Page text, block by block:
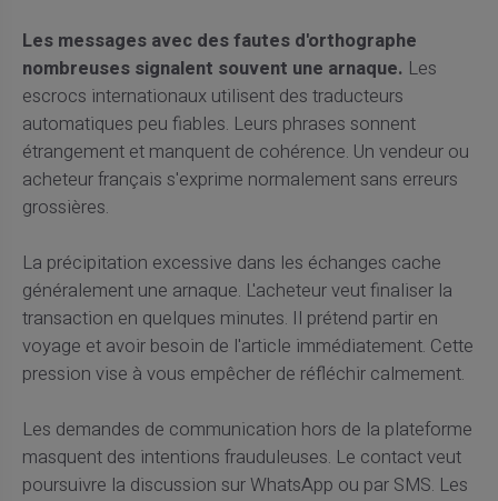
Les messages avec des fautes d'orthographe
nombreuses signalent souvent une arnaque. Les
escrocs internationaux utilisent des traducteurs
automatiques peu fiables. Leurs phrases sonnent
étrangement et manquent de cohérence. Un vendeur ou
acheteur français s'exprime normalement sans erreurs
grossières.
La précipitation excessive dans les échanges cache
généralement une arnaque. L'acheteur veut finaliser la
transaction en quelques minutes. Il prétend partir en
voyage et avoir besoin de l'article immédiatement. Cette
pression vise à vous empêcher de réfléchir calmement.
Les demandes de communication hors de la plateforme
masquent des intentions frauduleuses. Le contact veut
poursuivre la discussion sur WhatsApp ou par SMS. Les